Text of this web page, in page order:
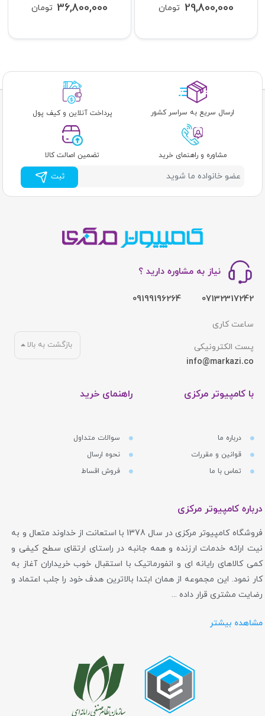
تومان 36,800,000 تومان 29,800,000
ارسال سریع به سراسر کشور پرداخت آنلاین و کیف پول
مشاوره و راهنمای خرید تضمین اصالت کالا
ثبت
نیاز به مشاوره دارید ؟
07132317242
09199196264
ساعت کاری
پست الکترونیکی
info@markazi.co
با کامپیوتر مرکزی
درباره ما
قوانین و مقررات
تماس با ما
راهنمای خرید
سوالات متداول
نحوه ارسال
فروش اقساط
بازگشت به بالا
درباره کامپیوتر مرکزی
فروشگاه کامپیوتر مرکزی در سال 1378 با استعانت از خداوند متعال و به
نیت ارائه خدمات ارزنده و همه جانبه در راستای ارتقای سطح کیفی و
کمی کالاهای رایانه ای و انفورماتیک با استقبال خوب خریداران آغاز به
کار نمود. این مجموعه از همان ابتدا بالاترین هدف خود را جلب اعتماد و
رضایت مشتری قرار داده ...
مشاهده بیشتر